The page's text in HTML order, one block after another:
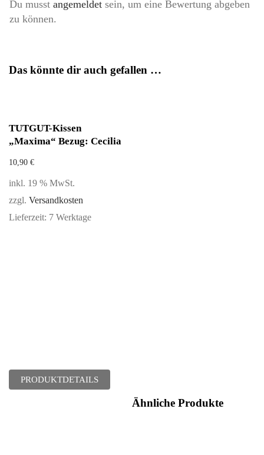
Du musst angemeldet sein, um eine Bewertung abgeben
zu können.
Das könnte dir auch gefallen …
TUTGUT-Kissen
„Maxima“ Bezug: Cecilia
10,90 €
inkl. 19 % MwSt.
zzgl. Versandkosten
Lieferzeit: 7 Werktage
PRODUKTDETAILS
Ähnliche Produkte